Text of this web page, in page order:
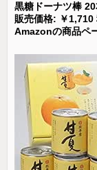
黒糖ドーナツ棒
販売価格: ￥1,710
Amazonの商品ペ